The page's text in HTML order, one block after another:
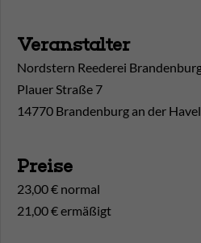
Veranstalter
Nordstern Reederei
Plauer Straße 7
14770 Brandenburg an der Havel
Preise
23,00 € normal
21,00 € ermäßigt